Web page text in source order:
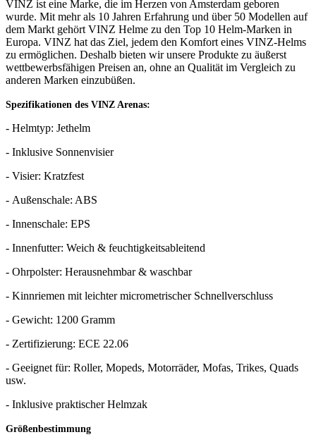
VINZ ist eine Marke, die im Herzen von Amsterdam geboren
wurde. Mit mehr als 10 Jahren Erfahrung und über 50 Modellen auf
dem Markt gehört VINZ Helme zu den Top 10 Helm-Marken in
Europa. VINZ hat das Ziel, jedem den Komfort eines VINZ-Helms
zu ermöglichen. Deshalb bieten wir unsere Produkte zu äußerst
wettbewerbsfähigen Preisen an, ohne an Qualität im Vergleich zu
anderen Marken einzubüßen.
Spezifikationen des VINZ Arenas:
- Helmtyp: Jethelm
- Inklusive Sonnenvisier
- Visier: Kratzfest
- Außenschale: ABS
- Innenschale: EPS
- Innenfutter: Weich & feuchtigkeitsableitend
- Ohrpolster: Herausnehmbar & waschbar
- Kinnriemen mit leichter micrometrischer Schnellverschluss
- Gewicht: 1200 Gramm
- Zertifizierung: ECE 22.06
- Geeignet für: Roller, Mopeds, Motorräder, Mofas, Trikes, Quads
usw.
- Inklusive praktischer Helmzak
Größenbestimmung